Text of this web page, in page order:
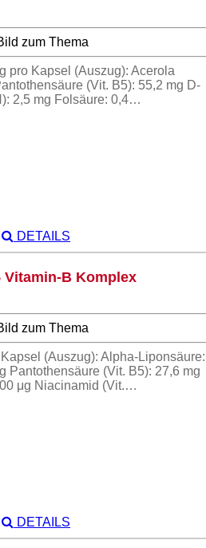
pro Kapsel (Auszug): Acerola
(Vit. B5): 55,2 mg D-
2,5 mg Folsäure: 0,4…
DETAILS
Vitamin-B Komplex
(Auszug): Alpha-Liponsäure:
Pantothensäure (Vit. B5): 27,6 mg
μg Niacinamid (Vit.…
DETAILS